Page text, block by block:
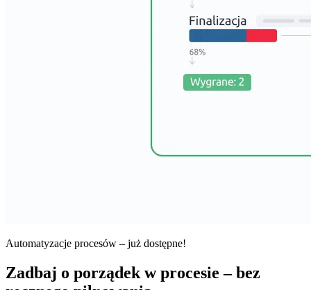
Automatyzacje procesów – już dostępne!
Zadbaj o porządek w procesie – bez